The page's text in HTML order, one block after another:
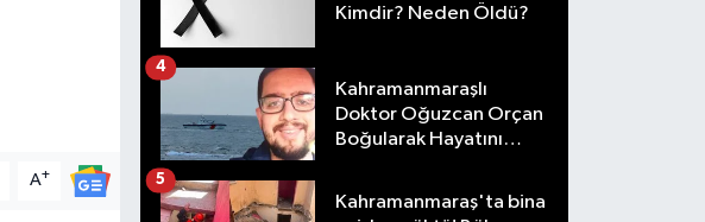
A+
Kimdir? Neden Öldü?
Kahramanmaraşlı
Doktor Oğuzcan Orçan
Boğularak Hayatını
4
Kahramanmaraş'ta bina
5